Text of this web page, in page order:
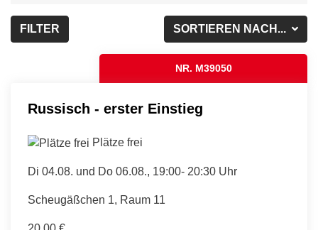
SORTIEREN NACH...
FILTER
NR. M39050
Russisch - erster Einstieg
Plätze frei
Di 04.08. und Do 06.08., 19:00- 20:30 Uhr
Scheugäßchen 1, Raum 11